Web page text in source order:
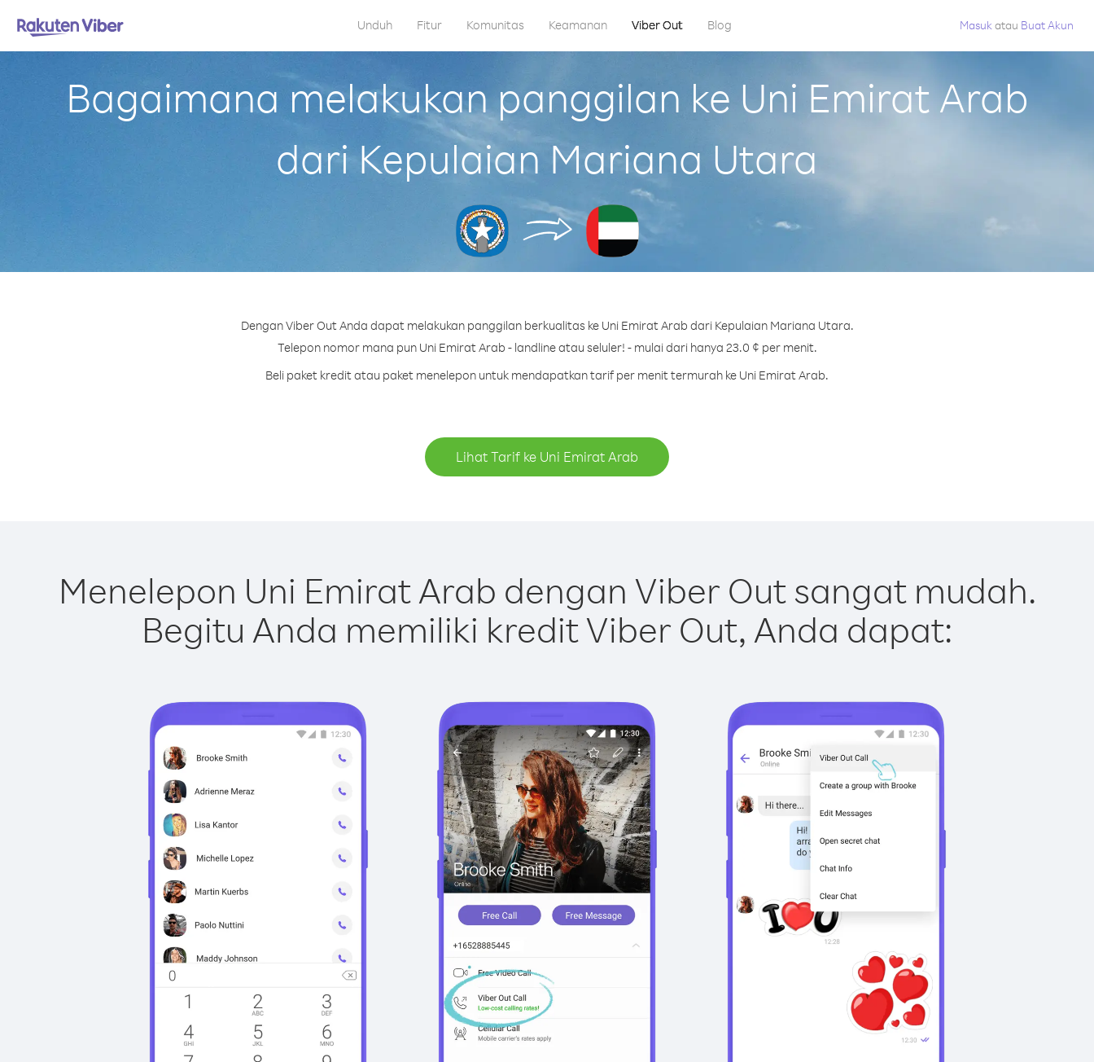
Unduh Fitur Komunitas Keamanan Viber Out Blog Masuk atau Buat Akun
Bagaimana melakukan panggilan ke Uni Emirat Arab
dari Kepulaian Mariana Utara
Dengan Viber Out Anda dapat melakukan panggilan berkualitas ke Uni Emirat Arab dari Kepulaian Mariana Utara.
Telepon nomor mana pun Uni Emirat Arab - landline atau seluler! - mulai dari hanya 23.0 ¢ per menit.
Beli paket kredit atau paket menelepon untuk mendapatkan tarif per menit termurah ke Uni Emirat Arab.
Lihat Tarif ke Uni Emirat Arab
Menelepon Uni Emirat Arab dengan Viber Out sangat mudah.
Begitu Anda memiliki kredit Viber Out, Anda dapat: